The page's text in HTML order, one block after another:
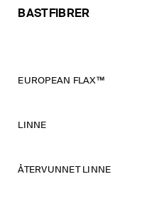
BASTFIBRER
EUROPEAN FLAX™
LINNE
ÅTERVUNNET LINNE